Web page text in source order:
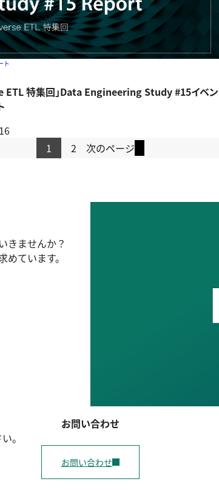
ト
ETL 特集回」Data Engineering Study #15イベン
1
2 次のページ
きませんか？
ています。
お問い合わせ
。
お問い合わせ